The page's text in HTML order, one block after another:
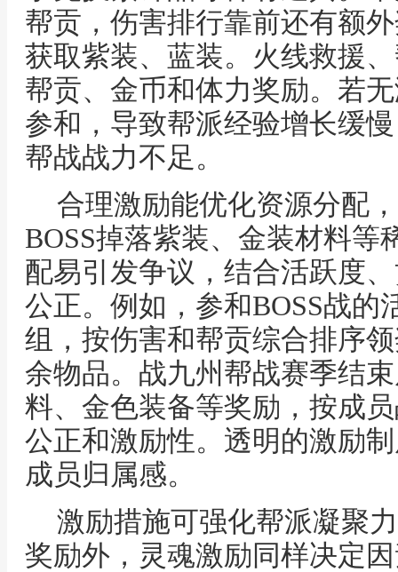
帮贡，伤害排行靠前还有额
获取紫装、蓝装。火线救援
帮贡、金币和体力奖励。若
参和，导致帮派经验增长缓
帮战战力不足。
合理激励能优化资源分配
BOSS掉落紫装、金装材料等
配易引发争议，结合活跃度
公正。例如，参和BOSS战的
组，按伤害和帮贡综合排序
余物品。战九州帮战赛季结
料、金色装备等奖励，按成
公正和激励性。透明的激励
成员归属感。
激励措施可强化帮派凝聚
奖励外，灵魂激励同样决定